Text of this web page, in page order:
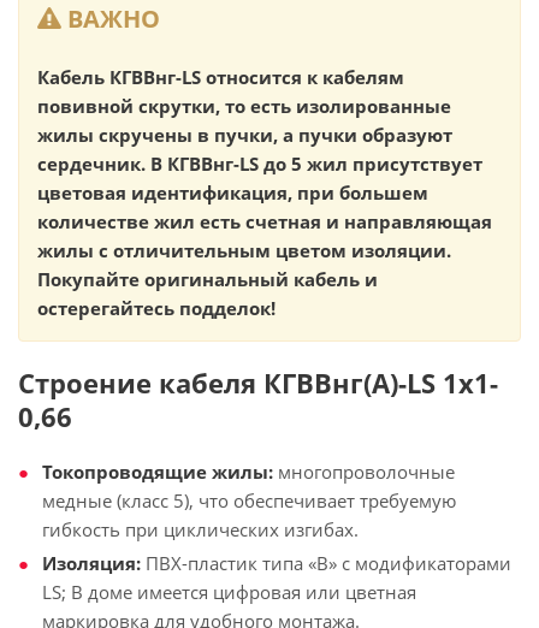
ВАЖНО
Кабель КГВВнг-LS относится к кабелям
повивной скрутки, то есть изолированные
жилы скручены в пучки, а пучки образуют
сердечник. В КГВВнг-LS до 5 жил присутствует
цветовая идентификация, при большем
количестве жил есть счетная и направляющая
жилы с отличительным цветом изоляции.
Покупайте оригинальный кабель и
остерегайтесь подделок!
Строение кабеля КГВВнг(А)-LS 1х1-
0,66
Токопроводящие жилы: многопроволочные
медные (класс 5), что обеспечивает требуемую
гибкость при циклических изгибах.
Изоляция: ПВХ-пластик типа «В» с модификаторами
LS; В доме имеется цифровая или цветная
маркировка для удобного монтажа.